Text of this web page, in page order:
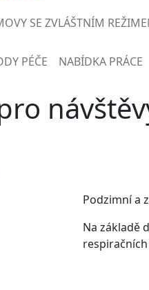
SE ZVLÁŠTNÍM
PÉČE NABÍDKA PRÁCE
Podzimní a
Na základě